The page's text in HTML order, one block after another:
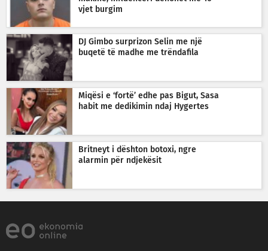
vjet burgim
DJ Gimbo surprizon Selin me një
buqetë të madhe me trëndafila
Miqësi e ‘fortë’ edhe pas Bigut, Sasa
habit me dedikimin ndaj Hygertes
Britneyt i dështon botoxi, ngre
alarmin për ndjekësit